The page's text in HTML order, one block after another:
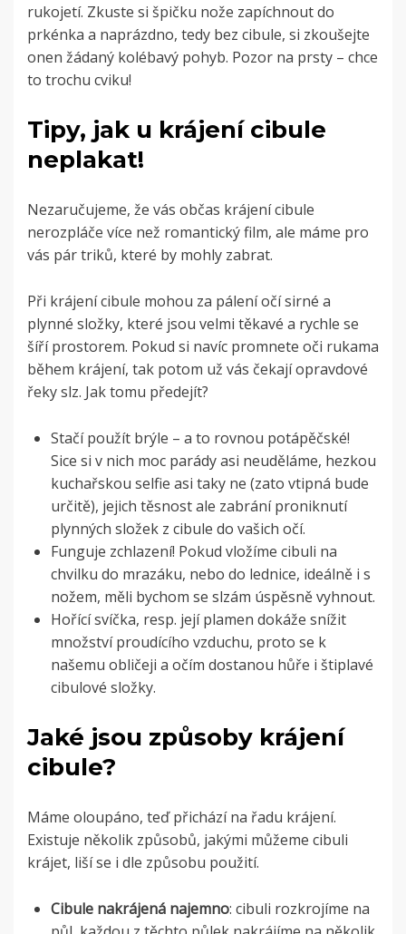
rukojetí. Zkuste si špičku nože zapíchnout do
prkénka a naprázdno, tedy bez cibule, si zkoušejte
onen žádaný kolébavý pohyb. Pozor na prsty – chce
to trochu cviku!
Tipy, jak u krájení cibule
neplakat!
Nezaručujeme, že vás občas krájení cibule
nerozpláče více než romantický film, ale máme pro
vás pár triků, které by mohly zabrat.
Při krájení cibule mohou za pálení očí sirné a
plynné složky, které jsou velmi těkavé a rychle se
šíří prostorem. Pokud si navíc promnete oči rukama
během krájení, tak potom už vás čekají opravdové
řeky slz. Jak tomu předejít?
Stačí použít brýle – a to rovnou potápěčské!
Sice si v nich moc parády asi neuděláme, hezkou
kuchařskou selfie asi taky ne (zato vtipná bude
určitě), jejich těsnost ale zabrání proniknutí
plynných složek z cibule do vašich očí.
Funguje zchlazení! Pokud vložíme cibuli na
chvilku do mrazáku, nebo do lednice, ideálně i s
nožem, měli bychom se slzám úspěsně vyhnout.
Hořící svíčka, resp. její plamen dokáže snížit
množství proudícího vzduchu, proto se k
našemu obličeji a očím dostanou hůře i štiplavé
cibulové složky.
Jaké jsou způsoby krájení
cibule?
Máme oloupáno, teď přichází na řadu krájení.
Existuje několik způsobů, jakými můžeme cibuli
krájet, liší se i dle způsobu použití.
Cibule nakrájená najemno: cibuli rozkrojíme na